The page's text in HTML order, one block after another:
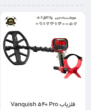
فلزیاب Vanquish 540 Pro